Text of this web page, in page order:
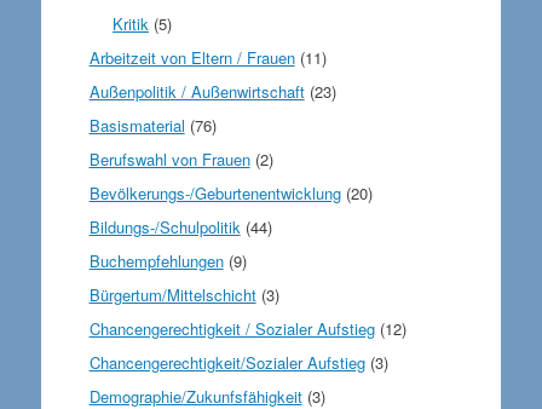
Kritik (5)
Arbeitzeit von Eltern / Frauen(11)
Außenpolitik / Außenwirtschaft(23)
Basismaterial (76)
Berufswahl von Frauen(2)
Bevölkerungs-/Geburtenentwicklung(20)
Bildungs-/Schulpolitik(44)
Buchempfehlungen(9)
Bürgertum/Mittelschicht(3)
Chancengerechtigkeit / Sozialer Aufstieg(12)
Chancengerechtigkeit/Sozialer Aufstieg(3)
Demographie/Zukunfsfähigkeit(3)